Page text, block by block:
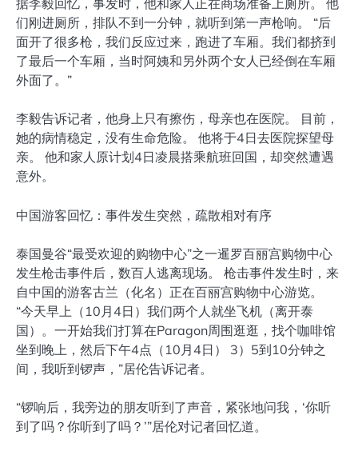
据李毅回忆，事发时，他和家人正在商场准备上厕所。 他
们刚进厕所，排队不到一分钟，就听到第一声枪响。 “后
面开了很多枪，我们反应过来，跑进了车厢。我们都挤到
了最后一个车厢，当时阿姨和另外两个女人已经倒在车厢
外面了。”
李毅告诉记者，他身上只有擦伤，母亲也在医院。 目前，
她的病情稳定，没有生命危险。 他将于4日去医院探望母
亲。 他和家人原计划4日凌晨搭乘航班回国，却突然遭遇
意外。
中国游客回忆：事件发生突然，疏散相对有序
泰国曼谷“最受欢迎的购物中心”之一暹罗百丽宫购物中心
发生枪击事件后，数百人逃离现场。 枪击事件发生时，来
自中国的游客古兰（化名）正在百丽宫购物中心游览。
“今天早上（10月4日）我们两个人就坐飞机（离开泰
国）。一开始我们打算在Paragon周围逛逛，找个咖啡馆
坐到晚上，然后下午4点（10月4日） 3）5到10分钟之
间，我听到锣声，”居伦告诉记者。
“锣响后，我旁边的朋友听到了声音，紧张地问我，‘你听
到了吗？你听到了吗？’”居伦对记者回忆道。